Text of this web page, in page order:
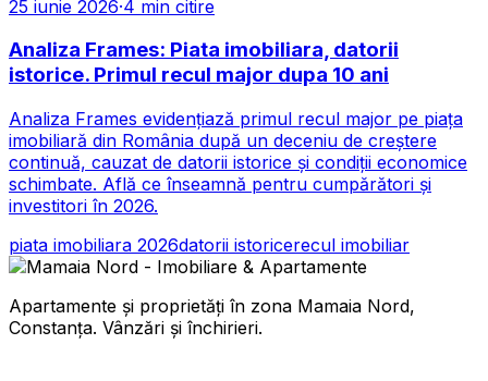
25 iunie 2026·4 min citire
Analiza Frames: Piata imobiliara, datorii
istorice. Primul recul major dupa 10 ani
Analiza Frames evidențiază primul recul major pe piața
imobiliară din România după un deceniu de creștere
continuă, cauzat de datorii istorice și condiții economice
schimbate. Află ce înseamnă pentru cumpărători și
investitori în 2026.
piata imobiliara 2026datorii istoricerecul imobiliar
Apartamente și proprietăți în zona Mamaia Nord,
Constanța. Vânzări și închirieri.